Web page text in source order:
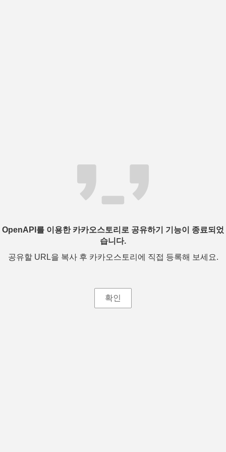
OpenAPI를 이용한 카카오스토리로 공유하기 기능이 종료되었
습니다.
공유할 URL을 복사 후 카카오스토리에 직접 등록해 보세요.
확인